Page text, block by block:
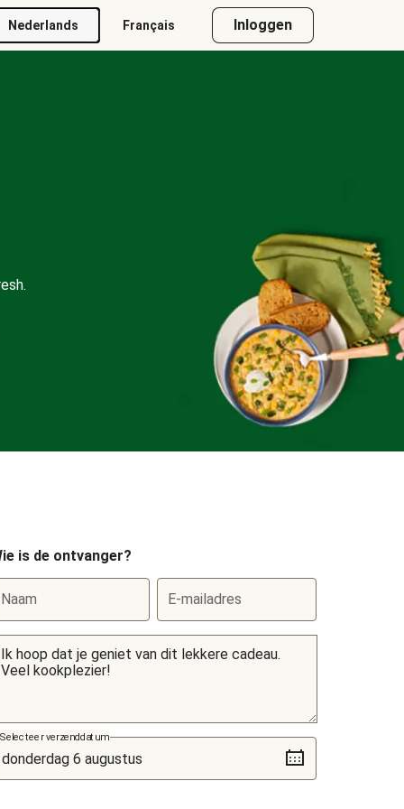
Nederlands Français Inloggen
is de ontvanger?
Naam E-mailadres
Selecteer verzenddatum